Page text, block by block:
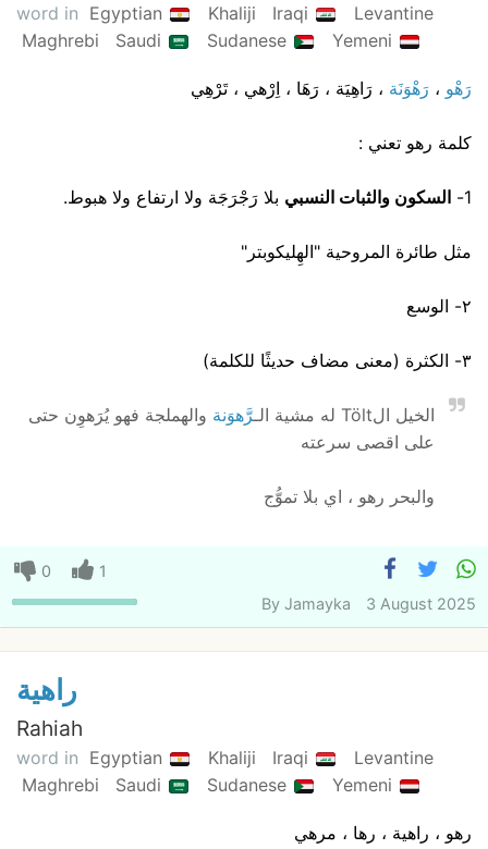
word in Egyptian Khaliji Iraqi
Levantine
Maghrebi
Saudi Sudanese Yemeni
رَهْو ، رَهْوَنَة ، رَاهِيَة ، رَهَا ، اِرْهي ، تَرْهِي
كلمة رهو تعني :
1- السكون والثبات النسبي بلا رَجْرَجَة ولا ارتفاع ولا هبوط.
مثل طائرة المروحية "الهِليكوبتر"
٢- الوسع
٣- الكثرة (معنى مضاف حديثًا للكلمة)
الخيل الTölt له مشية الـ رَّهوَنة والهملجة فهو يُرَهوِن حتى
على اقصى سرعته
والبحر رهو ، اي بلا تموُّج
0
1
By Jamayka 3 August 2025
راهية
Rahiah
word in Egyptian Khaliji Iraqi
Levantine
Maghrebi
Saudi Sudanese Yemeni
رهو ، راهية ، رها ، مرهي